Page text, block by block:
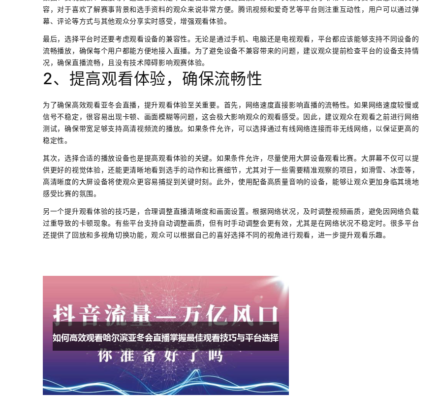
容，对于喜欢了解赛事背景和选手资料的观众来说非常方便。腾讯视频和爱奇艺等平台则注重互动性，用户可以通过弹
幕、评论等方式与其他观众分享实时感受，增强观看体验。
最后，选择平台时还要考虑观看设备的兼容性。无论是通过手机、电脑还是电视观看，平台都应该能够支持不同设备的
流畅播放，确保每个用户都能方便地接入直播。为了避免设备不兼容带来的问题，建议观众提前检查平台的设备支持情
况，确保直播流畅，且没有技术障碍影响观赛体验。
2、提高观看体验，确保流畅性
为了确保高效观看亚冬会直播，提升观看体验至关重要。首先，网络速度直接影响直播的流畅性。如果网络速度较慢或
信号不稳定，很容易出现卡顿、画面模糊等问题，这会极大影响观众的观看感受。因此，建议观众在观看之前进行网络
测试，确保带宽足够支持高清视频流的播放。如果条件允许，可以选择通过有线网络连接而非无线网络，以保证更高的
稳定性。
其次，选择合适的播放设备也是提高观看体验的关键。如果条件允许，尽量使用大屏设备观看比赛。大屏幕不仅可以提
供更好的视觉体验，还能更清晰地看到选手的动作和比赛细节，尤其对于一些需要精准观察的项目，如滑雪、冰壶等，
高清晰度的大屏设备将使观众更容易捕捉到关键时刻。此外，使用配备高质量音响的设备，能够让观众更加身临其境地
感受比赛的氛围。
另一个提升观看体验的技巧是，合理调整直播清晰度和画面设置。根据网络状况，及时调整视频画质，避免因网络负载
过重导致的卡顿现象。有些平台支持自动调整画质，但有时手动调整会更有效，尤其是在网络状况不稳定时。很多平台
还提供了回放和多视角切换功能，观众可以根据自己的喜好选择不同的视角进行观看，进一步提升观看乐趣。